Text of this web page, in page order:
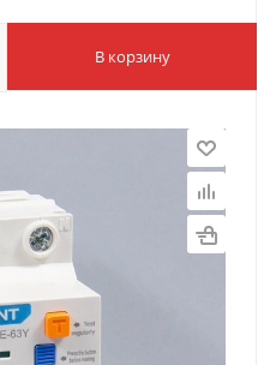
В корзину